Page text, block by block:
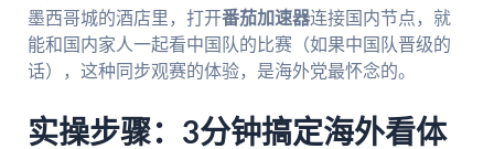
墨西哥城的酒店里，打开番茄加速器连接国内节点，就
能和国内家人一起看中国队的比赛（如果中国队晋级的
话），这种同步观赛的体验，是海外党最怀念的。
实操步骤：3分钟搞定海外看体